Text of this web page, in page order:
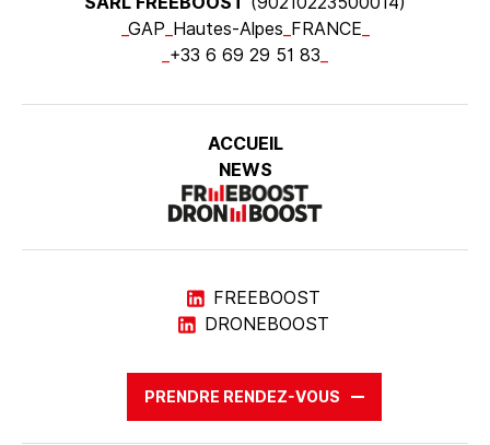
GAP Hautes-Alpes FRANCE
+33 6 69 29 51 83
ACCUEIL
NEWS
FREEBOOST
DRONEBOOST
PRENDRE RENDEZ-VOUS